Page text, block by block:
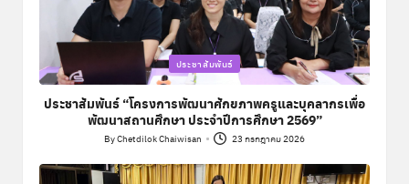
Posted
in
ประชาสัมพันธ์
ประชาสัมพันธ์ “โครงการพัฒนาศักยภาพครูและบุคลากรเพื่อ
พัฒนาสถานศึกษา ประจำปีการศึกษา 2569”
Posted
by
ByChetdilok Chaiwisan 23 กรกฎาคม 2026